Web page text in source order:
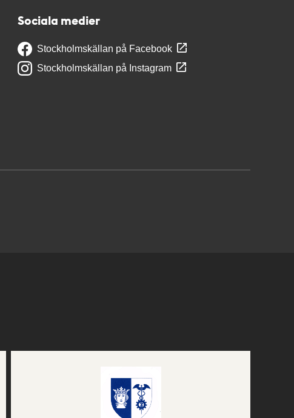
Sociala medier
Stockholmskällan på Facebook
Stockholmskällan på Instagram